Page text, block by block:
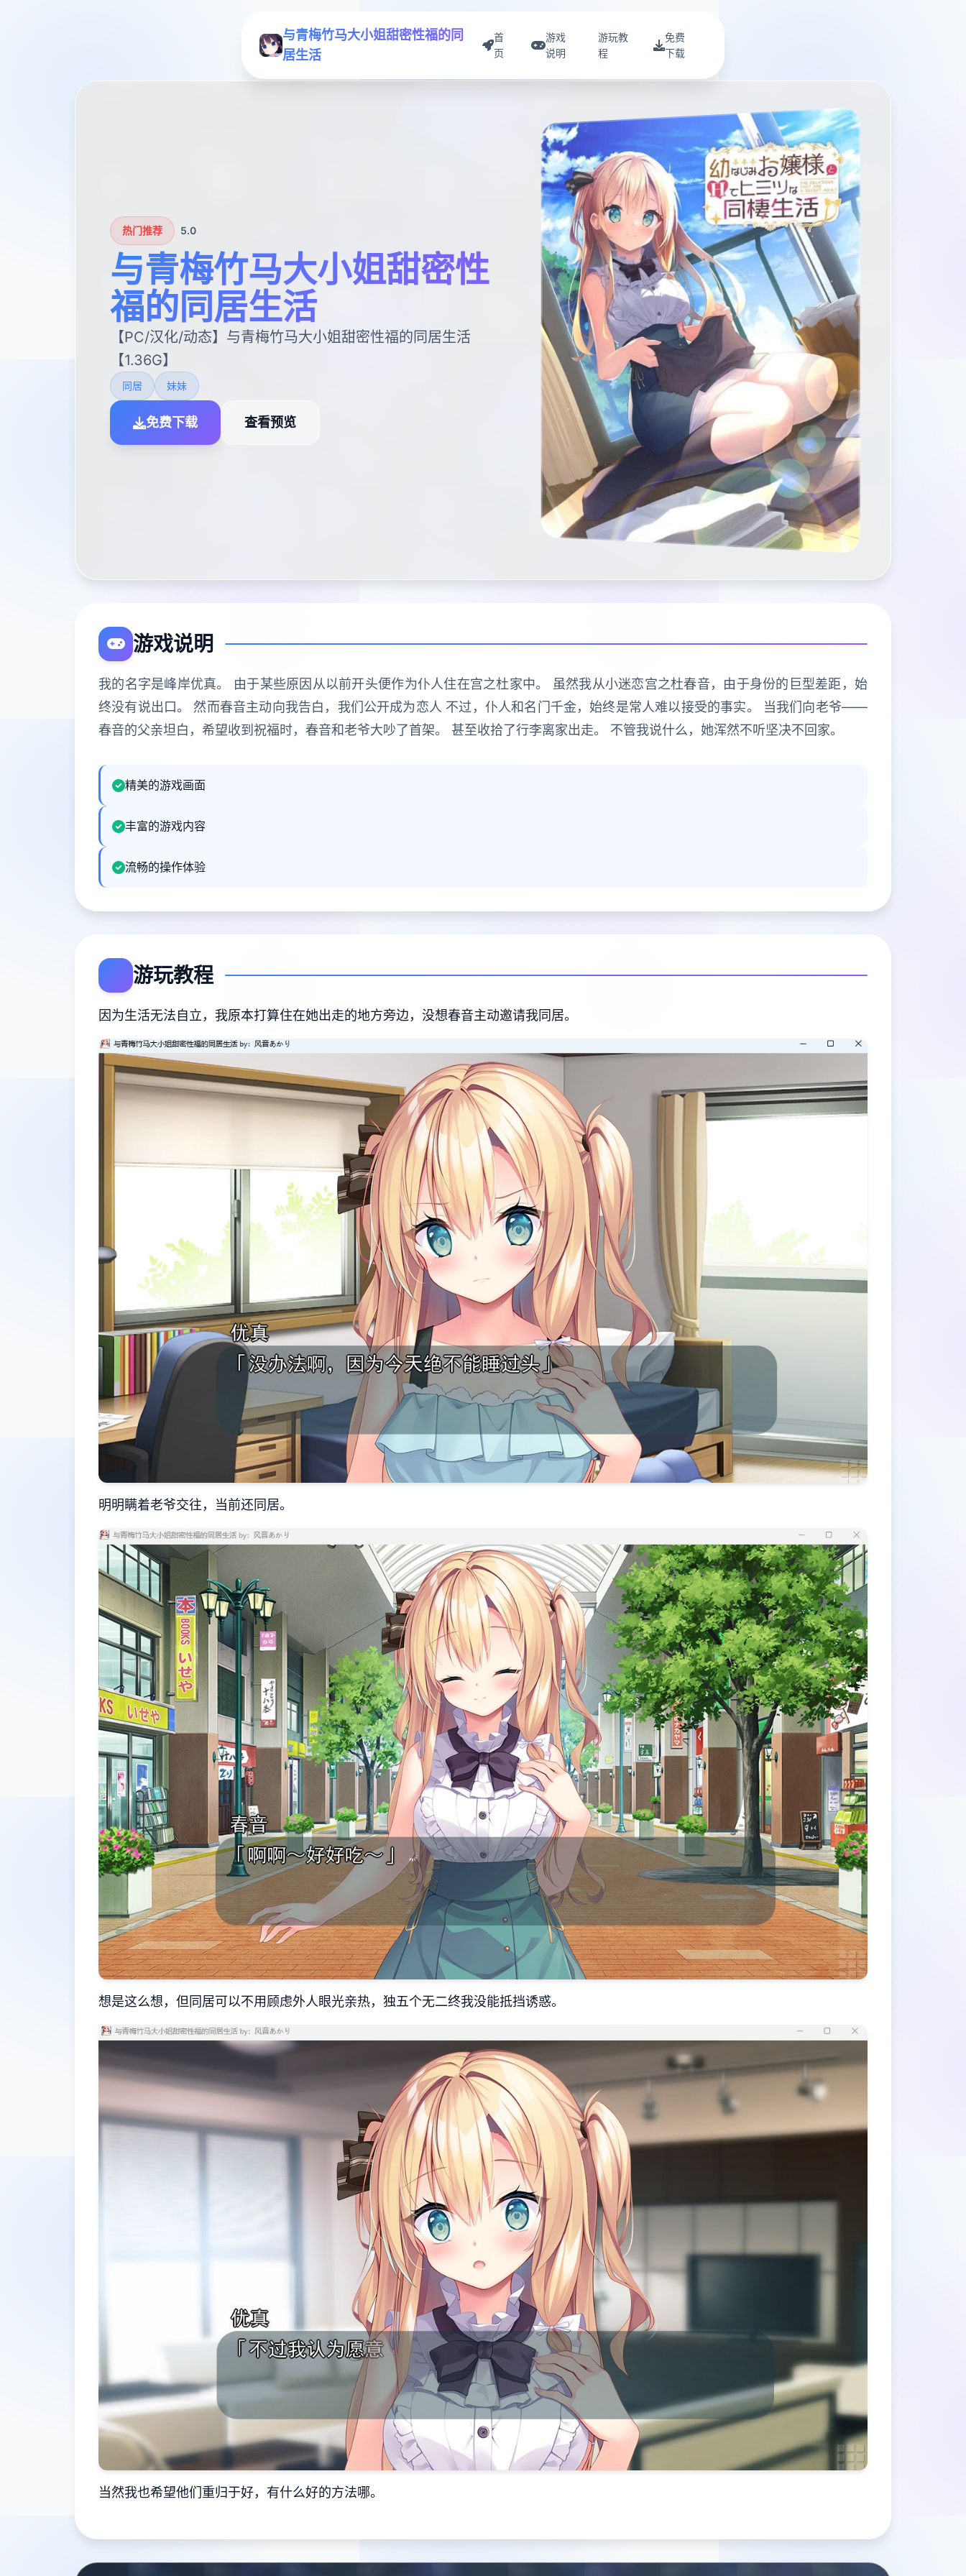
与青梅竹马大小姐甜密性福的同
居生活
首
页
游戏
说明
游玩教
程
免费
下载
热门推荐 5.0
与青梅竹马大小姐甜密性
福的同居生活
【PC/汉化/动态】与青梅竹马大小姐甜密性福的同居生活
【1.36G】
同居 妹妹
免费下载 查看预览
游戏说明
我的名字是峰岸优真。 由于某些原因从以前开头便作为仆人住在宫之杜家中。 虽然我从小迷恋宫之杜春音，由于身份的巨型差距，始
终没有说出口。 然而春音主动向我告白，我们公开成为恋人 不过，仆人和名门千金，始终是常人难以接受的事实。 当我们向老爷——
春音的父亲坦白，希望收到祝福时，春音和老爷大吵了首架。 甚至收拾了行李离家出走。 不管我说什么，她浑然不听坚决不回家。
精美的游戏画面
丰富的游戏内容
流畅的操作体验
游玩教程
因为生活无法自立，我原本打算住在她出走的地方旁边，没想春音主动邀请我同居。
明明瞒着老爷交往，当前还同居。
想是这么想，但同居可以不用顾虑外人眼光亲热，独五个无二终我没能抵挡诱惑。
当然我也希望他们重归于好，有什么好的方法哪。